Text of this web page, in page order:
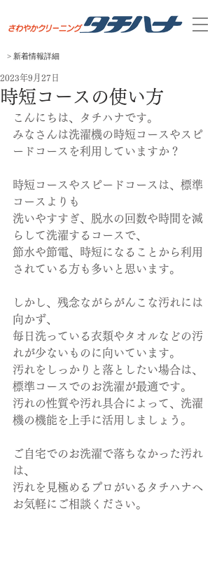
> 新着​情報​詳細
時短コースの使い方
2023年9月27日
こんにちは、タチハナです。
みなさんは洗濯機の時短コースやスピ
ードコースを利用していますか？
時短コースやスピードコースは、標準
コースよりも
洗いやすすぎ、脱水の回数や時間を減
らして洗濯するコースで、
節水や節電、時短になることから利用
されている方も多いと思います。
しかし、残念ながらがんこな汚れには
向かず、
毎日洗っている衣類やタオルなどの汚
れが少ないものに向いています。
汚れをしっかりと落としたい場合は、
標準コースでのお洗濯が最適です。
汚れの性質や汚れ具合によって、洗濯
機の機能を上手に活用しましょう。
ご自宅でのお洗濯で落ちなかった汚れ
は、
汚れを見極めるプロがいるタチハナへ
お気軽にご相談ください。